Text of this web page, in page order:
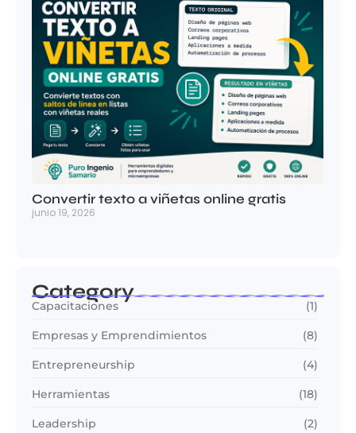
Convertir texto a viñetas online gratis
junio 19, 2026
Category
Capacitaciones (1)
Empresas y Emprendimientos (8)
Entrepreneurship (4)
Herramientas (18)
Leadership (2)